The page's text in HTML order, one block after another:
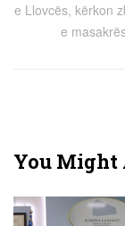
e Llovcës, kërkon
e
You Might